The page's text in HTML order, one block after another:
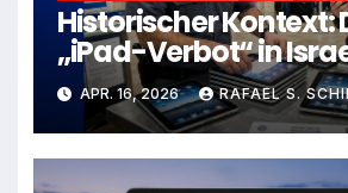
Historischer Kontext:
„iPad-Verbot“ in
APR. 16, 2026 RAFAEL S.